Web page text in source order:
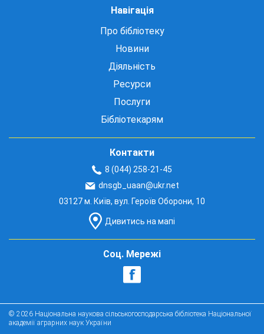
Навігація
Про бібліотеку
Новини
Діяльність
Ресурси
Послуги
Бібліотекарям
Контакти
8 (044) 258-21-45
dnsgb_uaan@ukr.net
03127 м. Київ, вул. Героїв Оборони, 10
Дивитись на мапі
Соц. Мережі
© 2026 Національна наукова сільськогосподарська бібліотека Національної
академії аграрних наук України